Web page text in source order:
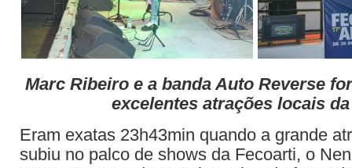
Marc Ribeiro e a banda Auto Reverse
excelentes atrações locais
Eram exatas 23h43min quando a grande
subiu no palco de shows da Fecoarti, o